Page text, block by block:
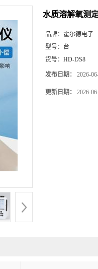
水质溶解氧测
品牌： 霍尔德电子
型号： 台
货号： HD-DS8
发布日期： 2026-
更新日期： 2026-